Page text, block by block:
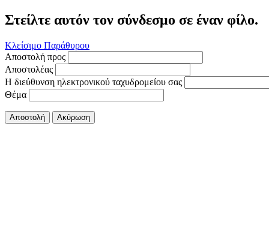
Στείλτε αυτόν τον σύνδεσμο σε έναν φίλο.
Κλείσιμο Παράθυρου
Αποστολή προς
Αποστολέας
Η διεύθυνση ηλεκτρονικού ταχυδρομείου σας
Θέμα
Αποστολή Ακύρωση